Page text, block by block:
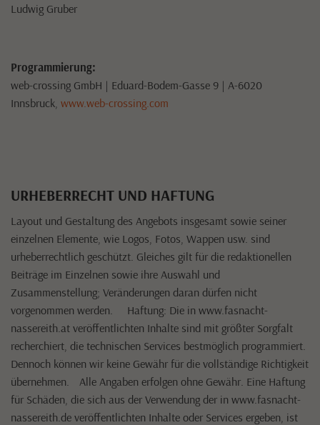
Ludwig Gruber
Programmierung:
web-crossing GmbH | Eduard-Bodem-Gasse 9 | A-6020
Innsbruck, www.web-crossing.com
URHEBERRECHT UND HAFTUNG
Layout und Gestaltung des Angebots insgesamt sowie seiner
einzelnen Elemente, wie Logos, Fotos, Wappen usw. sind
urheberrechtlich geschützt. Gleiches gilt für die redaktionellen
Beiträge im Einzelnen sowie ihre Auswahl und
Zusammenstellung; Veränderungen daran dürfen nicht
vorgenommen werden. Haftung: Die in www.fasnacht-
nassereith.at veröffentlichten Inhalte sind mit größter Sorgfalt
recherchiert, die technischen Services bestmöglich programmiert.
Dennoch können wir keine Gewähr für die vollständige Richtigkeit
übernehmen. Alle Angaben erfolgen ohne Gewähr. Eine Haftung
für Schäden, die sich aus der Verwendung der in www.fasnacht-
nassereith.de veröffentlichten Inhalte oder Services ergeben, ist